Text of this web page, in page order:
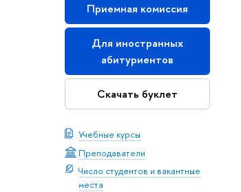
Приемная комиссия
Для иностранных
абитуриентов
Скачать буклет
Учебные курсы
Преподаватели
Число студентов и вакантные
места